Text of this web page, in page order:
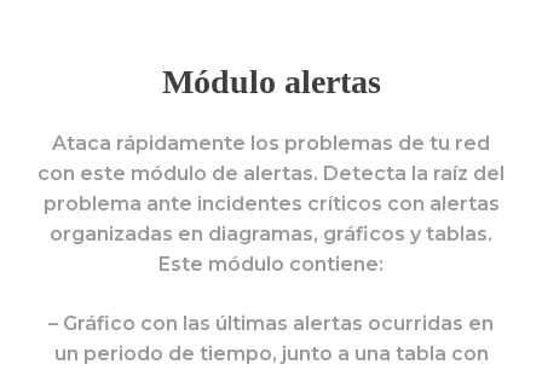
Módulo alertas
Ataca rápidamente los problemas de tu red
con este módulo de alertas. Detecta la raíz del
problema ante incidentes críticos con alertas
organizadas en diagramas, gráficos y tablas.
Este módulo contiene:
– Gráfico con las últimas alertas ocurridas en
un periodo de tiempo, junto a una tabla con